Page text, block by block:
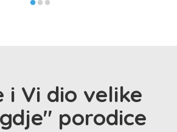
i Vi dio velike
porodice